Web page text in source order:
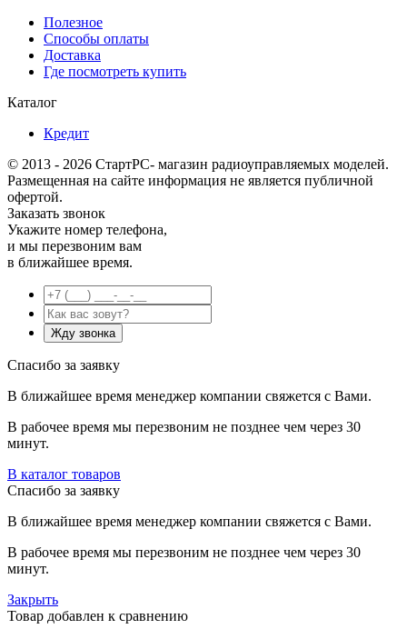
Полезное
Способы оплаты
Доставка
Где посмотреть купить
Каталог
Кредит
© 2013 - 2026 СтартРС- магазин радиоуправляемых моделей.
Размещенная на сайте информация не является публичной
офертой.
Заказать звонок
Укажите номер телефона,
и мы перезвоним вам
в ближайшее время.
Спасибо за заявку
В ближайшее время менеджер компании свяжется с Вами.
В рабочее время мы перезвоним не позднее чем через 30
минут.
В каталог товаров
Спасибо за заявку
В ближайшее время менеджер компании свяжется с Вами.
В рабочее время мы перезвоним не позднее чем через 30
минут.
Закрыть
Товар добавлен к сравнению